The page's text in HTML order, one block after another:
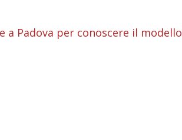
a Padova per conoscere il modello